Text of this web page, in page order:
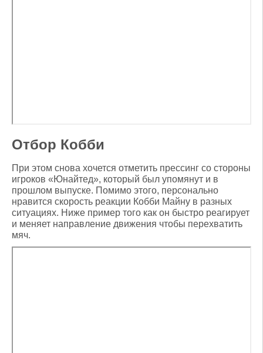
Отбор Кобби
При этом снова хочется отметить прессинг со стороны
игроков «Юнайтед», который был упомянут и в
прошлом выпуске. Помимо этого, персонально
нравится скорость реакции Кобби Майну в разных
ситуациях. Ниже пример того как он быстро реагирует
и меняет направление движения чтобы перехватить
мяч.